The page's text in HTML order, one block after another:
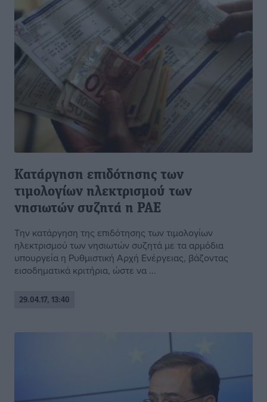
Κατάργηση επιδότησης των
τιμολογίων ηλεκτρισμού των
νησιωτών συζητά η ΡΑΕ
Την κατάργηση της επιδότησης των τιμολογίων
ηλεκτρισμού των νησιωτών συζητά με τα αρμόδια
υπουργεία η Ρυθμιστική Αρχή Ενέργειας, βάζοντας
εισοδηματικά κριτήρια, ώστε να ...
29.04.17, 13:40